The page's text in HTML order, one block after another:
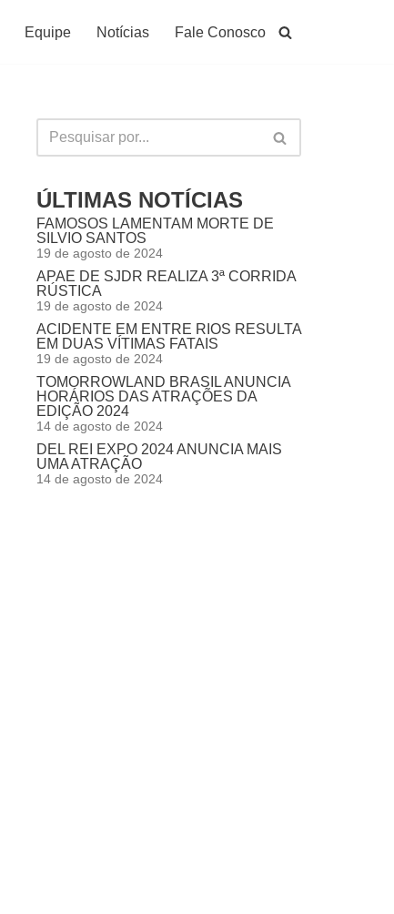
Equipe Notícias Fale Conosco
ÚLTIMAS NOTÍCIAS
FAMOSOS LAMENTAM MORTE DE
SILVIO SANTOS
19 de agosto de 2024
APAE DE SJDR REALIZA 3ª CORRIDA
RÚSTICA
19 de agosto de 2024
ACIDENTE EM ENTRE RIOS RESULTA
EM DUAS VÍTIMAS FATAIS
19 de agosto de 2024
TOMORROWLAND BRASIL ANUNCIA
HORÁRIOS DAS ATRAÇÕES DA
EDIÇÃO 2024
14 de agosto de 2024
DEL REI EXPO 2024 ANUNCIA MAIS
UMA ATRAÇÃO
14 de agosto de 2024